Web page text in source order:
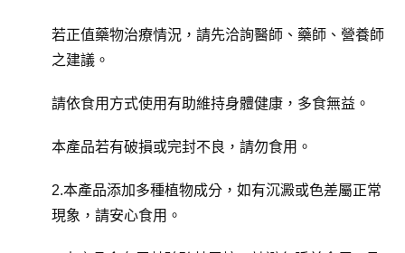
若正值藥物治療情況，請先洽詢醫師、藥師、營養師
之建議。
請依食用方式使用有助維持身體健康，多食無益。
本產品若有破損或完封不良，請勿食用。
2.本產品添加多種植物成分，如有沉澱或色差屬正常
現象，請安心食用。